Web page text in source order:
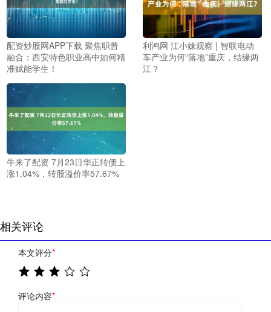
配资炒股网APP下载 聚焦职普
融合：西安特色职业高中如何精
准赋能学生！
利鸿网 江小妹观察 | 智联电动
车产业为何“落地”重庆，结缘两
江？
牛来了配资 7月23日华正转债上
涨1.04%，转股溢价率57.67%
相关评论
本文评分*
评论内容*